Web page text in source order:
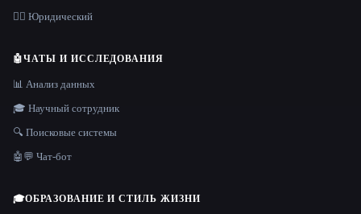
👩‍⚖️ Юридический
🤖ЧАТЫ И ИССЛЕДОВАНИЯ
📊 Анализ данных
🎓 Научный сотрудник
🔍 Поисковые системы
🤖💬 Чат-бот
🎓ОБРАЗОВАНИЕ И СТИЛЬ ЖИЗНИ